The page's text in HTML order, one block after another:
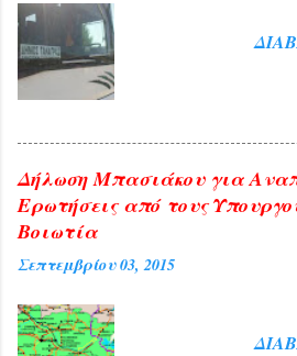
αυτό. Ήταν τιμή
Δήλωση Μπασιάκου για
Ερωτήσεις από τους
Βοιωτία
Σεπτεμβρίου 03, 2015